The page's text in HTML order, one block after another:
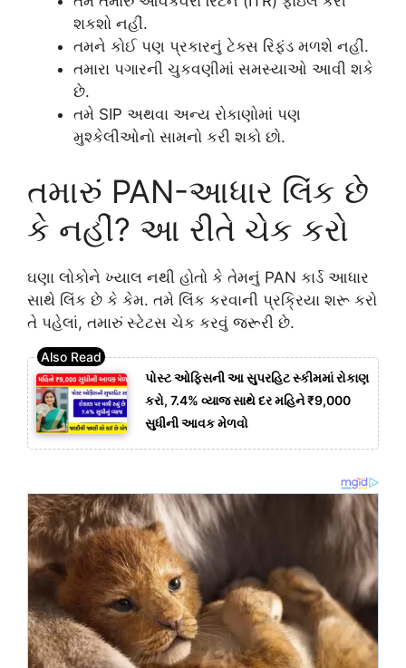
શકશો નહીં.
તમને કોઈ પણ પ્રકારનું ટેક્સ રિફંડ મળશે નહીં.
તમારા પગારની ચુકવણીમાં સમસ્યાઓ આવી શકે
છે.
તમે SIP અથવા અન્ય રોકાણોમાં પણ
મુશ્કેલીઓનો સામનો કરી શકો છો.
તમારું PAN-આધાર લિંક છે
કે નહીં? આ રીતે ચેક કરો
ઘણા લોકોને ખ્યાલ નથી હોતો કે તેમનું PAN કાર્ડ આધાર
સાથે લિંક છે કે કેમ. તમે લિંક કરવાની પ્રક્રિયા શરૂ કરો
તે પહેલાં, તમારું સ્ટેટસ ચેક કરવું જરૂરી છે.
પોસ્ટ ઓફિસની આ સુપરહિટ સ્કીમમાં રોકાણ
કરો, 7.4% વ્યાજ સાથે દર મહિને ₹9,000
સુધીની આવક મેળવો